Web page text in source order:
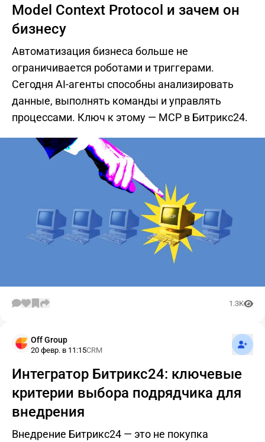
Model Context Protocol и зачем он
бизнесу
Автоматизация бизнеса больше не
ограничивается роботами и триггерами.
Сегодня AI-агенты способны анализировать
данные, выполнять команды и управлять
процессами. Ключ к этому — MCP в Битрикс24.
1.3K
Off Group
20 февр. в 11:15CRM
Интегратор Битрикс24: ключевые
критерии выбора подрядчика для
внедрения
Внедрение Битрикс24 — это не покупка